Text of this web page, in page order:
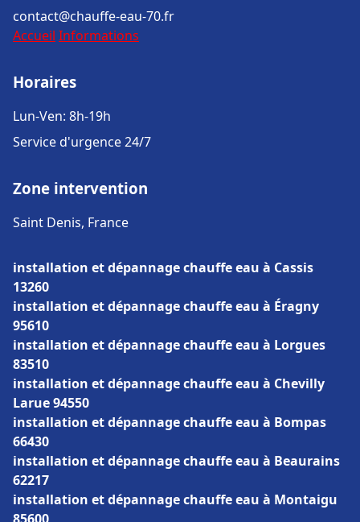
contact@chauffe-eau-70.fr
Accueil Informations
Horaires
Lun-Ven: 8h-19h
Service d'urgence 24/7
Zone intervention
Saint Denis, France
installation et dépannage chauffe eau à Cassis
13260
installation et dépannage chauffe eau à Éragny
95610
installation et dépannage chauffe eau à Lorgues
83510
installation et dépannage chauffe eau à Chevilly
Larue 94550
installation et dépannage chauffe eau à Bompas
66430
installation et dépannage chauffe eau à Beaurains
62217
installation et dépannage chauffe eau à Montaigu